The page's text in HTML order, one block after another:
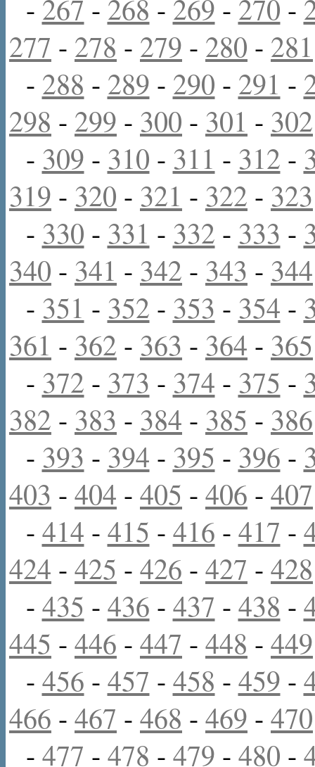
- 267 - 268 - 269 - 270 -
277 - 278 - 279 - 280 - 281
- 288 - 289 - 290 - 291 -
298 - 299 - 300 - 301 - 302
- 309 - 310 - 311 - 312 -
319 - 320 - 321 - 322 - 323
- 330 - 331 - 332 - 333 -
340 - 341 - 342 - 343 - 344
- 351 - 352 - 353 - 354 -
361 - 362 - 363 - 364 - 365
- 372 - 373 - 374 - 375 -
382 - 383 - 384 - 385 - 386
- 393 - 394 - 395 - 396 -
403 - 404 - 405 - 406 - 407
- 414 - 415 - 416 - 417 -
424 - 425 - 426 - 427 - 428
- 435 - 436 - 437 - 438 -
445 - 446 - 447 - 448 - 449
- 456 - 457 - 458 - 459 -
466 - 467 - 468 - 469 - 470
- 477 - 478 - 479 - 480 -